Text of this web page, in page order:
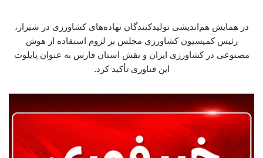
در همایش هم‌اندیشی تولیدکنندگان نهاده‌های کشاورزی در شیراز،
رئیس کمیسیون کشاورزی مجلس بر لزوم استفاده از هوش
مصنوعی در کشاورزی ایران و نقش استان فارس به عنوان پایلوت
این فناوری تأکید کرد.